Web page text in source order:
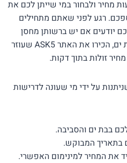
מחיר ולבחור במי שייתן לכם את
רגע לפני שאתם מתחילים
יודעים אם יש ברשותן מחסן
מתאים וזמין להשכרה בבת ים, הכירו את האתר ASK5 שעוזר
על ידי מי שעונה לדרישות
בבת ים והסביבה.
בתאריך המבוקש.
את המחיר למינימום האפשרי.